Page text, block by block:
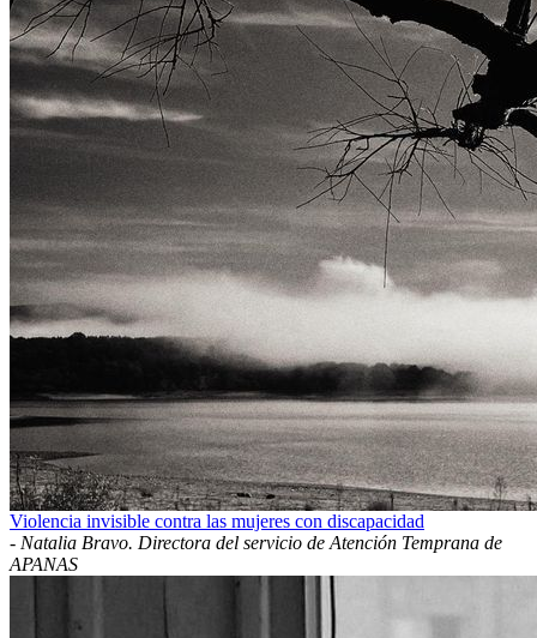
Violencia invisible contra las mujeres con discapacidad
- Natalia Bravo. Directora del servicio de Atención Temprana de
APANAS